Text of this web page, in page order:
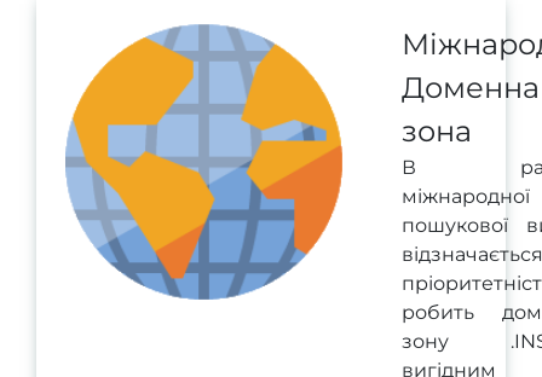
Доменна
зона
В
міжнародної
пошукової
відзначається
робить
зону
вигідним